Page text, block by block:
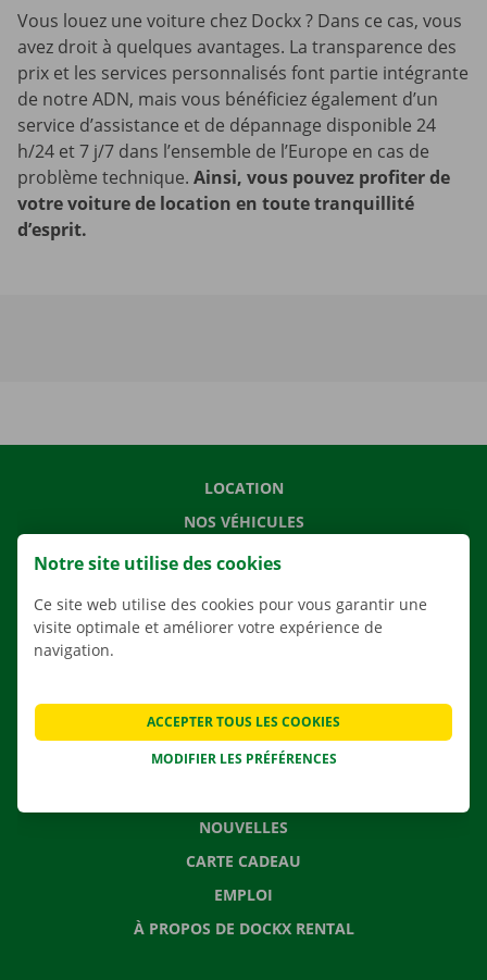
Vous louez une voiture chez Dockx ? Dans ce cas, vous
avez droit à quelques avantages. La transparence des
prix et les services personnalisés font partie intégrante
de notre ADN, mais vous bénéficiez également d’un
service d’assistance et de dépannage disponible 24
h/24 et 7 j/7 dans l’ensemble de l’Europe en cas de
problème technique. Ainsi, vous pouvez profiter de
votre voiture de location en toute tranquillité
d’esprit.
LOCATION
NOS VÉHICULES
NOS SERVICES
APPLI
CONTACTEZ NOUS
NOUVELLES
CARTE CADEAU
EMPLOI
À PROPOS DE DOCKX RENTAL
Notre site utilise des cookies
Ce site web utilise des cookies pour vous garantir une
visite optimale et améliorer votre expérience de
navigation.
MODIFIER LES PRÉFÉRENCES
ACCEPTER TOUS LES COOKIES